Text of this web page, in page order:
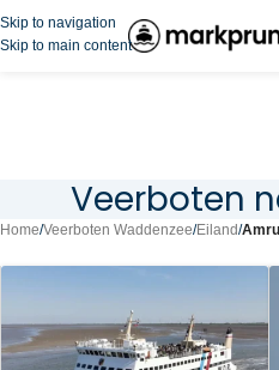
Skip to navigation
Skip to main content
Veerboten
Home/Veerboten Waddenzee/Eiland/